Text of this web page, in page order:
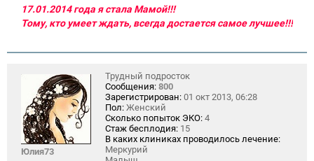
17.01.2014 года я стала Мамой!!!
Тому, кто умеет ждать, всегда достается самое лучшее!!!
Юлия73
Трудный подросток
Сообщения: 800
Зарегистрирован: 01 окт 2013, 06:28
Пол: Женский
Сколько попыток ЭКО: 4
Стаж бесплодия: 15
В каких клиниках проводилось лечение:
Меркурий